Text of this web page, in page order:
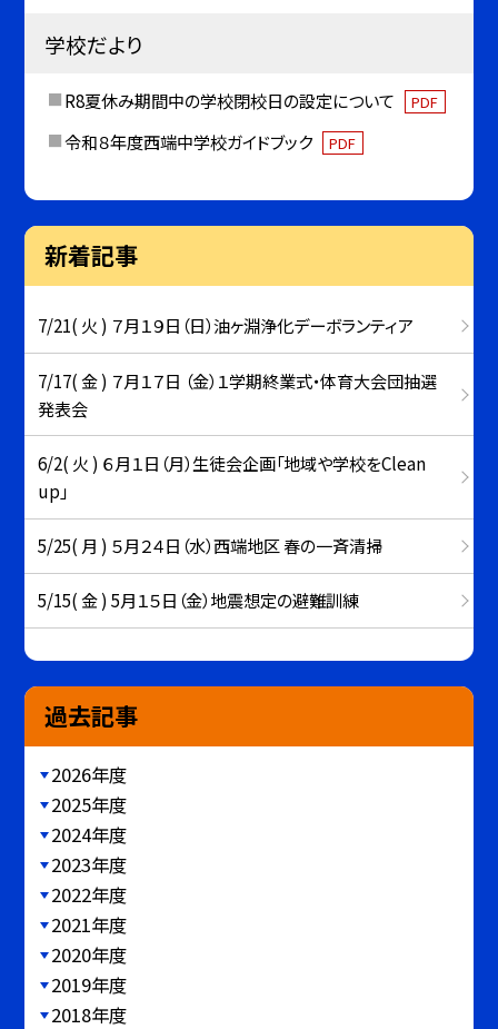
学校だより
R8夏休み期間中の学校閉校日の設定について PDF
令和８年度西端中学校ガイドブック PDF
新着記事
7/21( 火 ) ７月１９日（日）油ヶ淵浄化デーボランティア
7/17( 金 ) ７月１７日 （金）１学期終業式・体育大会団抽選
発表会
6/2( 火 ) ６月１日（月）生徒会企画「地域や学校をClean
up」
5/25( 月 ) ５月２４日（水）西端地区 春の一斉清掃
5/15( 金 ) 5月１５日（金）地震想定の避難訓練
過去記事
2026年度
2025年度
2024年度
2023年度
2022年度
2021年度
2020年度
2019年度
2018年度